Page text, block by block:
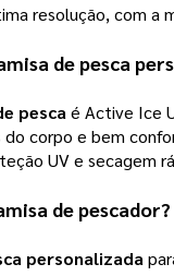
resolução, com a
de pesca
pesca é Active Ice
corpo e bem
UV e secagem
de pescador?
personalizada